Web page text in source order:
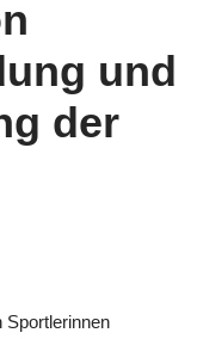
und
der
Sportlerinnen